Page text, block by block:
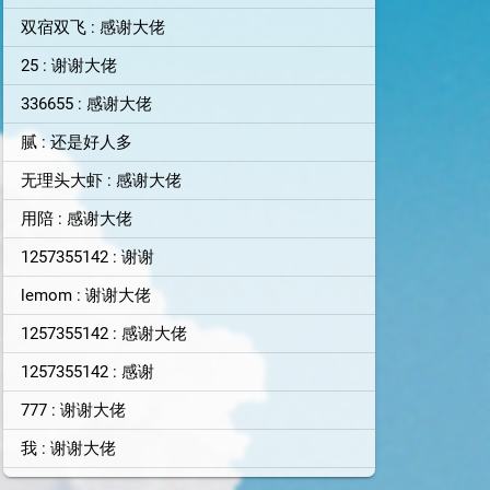
双宿双飞 : 感谢大佬
25 : 谢谢大佬
336655 : 感谢大佬
腻 : 还是好人多
无理头大虾 : 感谢大佬
用陪 : 感谢大佬
1257355142 : 谢谢
lemom : 谢谢大佬
1257355142 : 感谢大佬
1257355142 : 感谢
777 : 谢谢大佬
我 : 谢谢大佬